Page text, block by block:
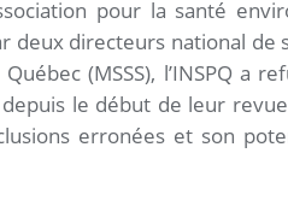
pour la santé
deux directeurs national
(MSSS), l’INSPQ
le début de leur
erronées et son